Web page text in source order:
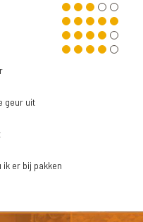
geur uit
er bij pakken